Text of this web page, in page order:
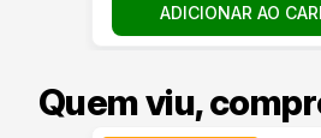
ADICIONAR AO
Quem viu,